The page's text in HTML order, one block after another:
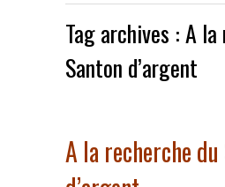
Tag archives :A la
Santon d’argent
A la recherche du